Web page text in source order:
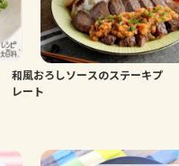
和風おろしソースのステーキプ
レート